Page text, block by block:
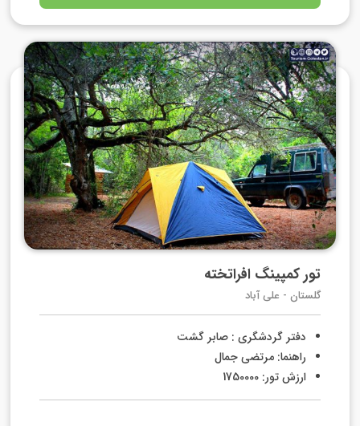
تور کمپینگ افراتخته
گلستان - علی آباد
دفتر گردشگری : صابر گشت
راهنما: مرتضی جمال
ارزش تور: 1750000